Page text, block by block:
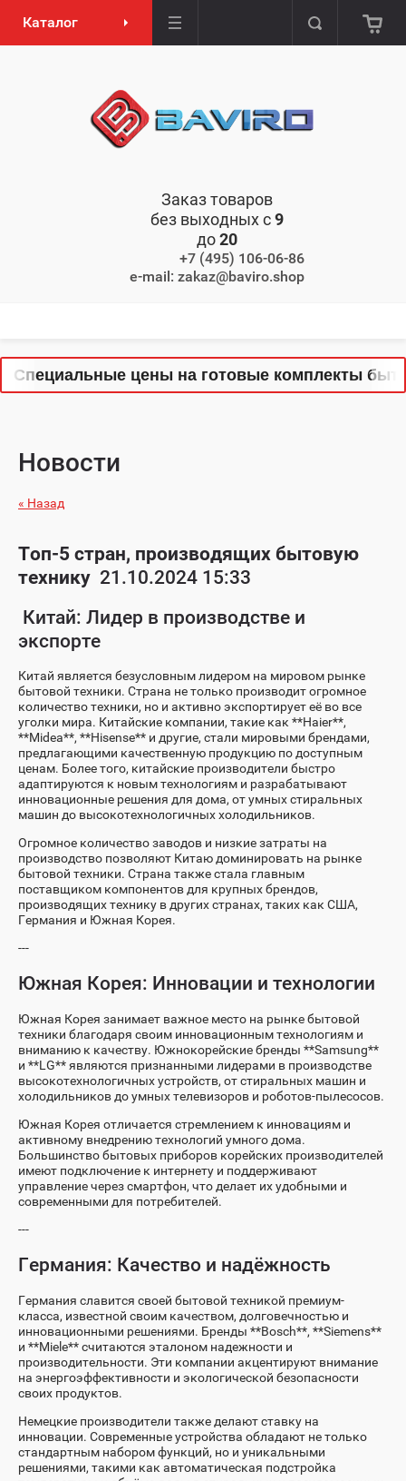
Каталог
Заказ товаров
без выходных с9
до20
+7 (495) 106-06-86
e-mail: zakaz@baviro.shop
цены на готовые комплекты
Новости
« Назад
Топ-5 стран, производящих бытовую
технику 21.10.2024 15:33
Китай: Лидер в производстве и
экспорте
Китай является безусловным лидером на мировом рынке
бытовой техники. Страна не только производит огромное
количество техники, но и активно экспортирует её во все
уголки мира. Китайские компании, такие как **Haier**,
**Midea**, **Hisense** и другие, стали мировыми брендами,
предлагающими качественную продукцию по доступным
ценам. Более того, китайские производители быстро
адаптируются к новым технологиям и разрабатывают
инновационные решения для дома, от умных стиральных
машин до высокотехнологичных холодильников.
Огромное количество заводов и низкие затраты на
производство позволяют Китаю доминировать на рынке
бытовой техники. Страна также стала главным
поставщиком компонентов для крупных брендов,
производящих технику в других странах, таких как США,
Германия и Южная Корея.
---
Южная Корея: Инновации и технологии
Южная Корея занимает важное место на рынке бытовой
техники благодаря своим инновационным технологиям и
вниманию к качеству. Южнокорейские бренды **Samsung**
и **LG** являются признанными лидерами в производстве
высокотехнологичных устройств, от стиральных машин и
холодильников до умных телевизоров и роботов-пылесосов.
Южная Корея отличается стремлением к инновациям и
активному внедрению технологий умного дома.
Большинство бытовых приборов корейских производителей
имеют подключение к интернету и поддерживают
управление через смартфон, что делает их удобными и
современными для потребителей.
---
Германия: Качество и надёжность
Германия славится своей бытовой техникой премиум-
класса, известной своим качеством, долговечностью и
инновационными решениями. Бренды **Bosch**, **Siemens**
и **Miele** считаются эталоном надежности и
производительности. Эти компании акцентируют внимание
на энергоэффективности и экологической безопасности
своих продуктов.
Немецкие производители также делают ставку на
инновации. Современные устройства обладают не только
стандартным набором функций, но и уникальными
решениями, такими как автоматическая подстройка